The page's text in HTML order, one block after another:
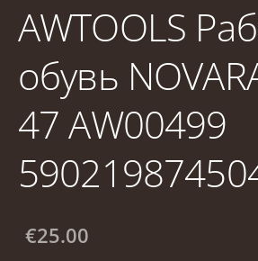
AWTOOLS
обувь
47 AW00499
€25.00